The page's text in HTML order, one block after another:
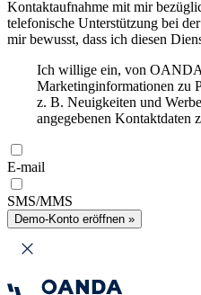
Kontaktaufnahme mit mir
telefonische Unterstützung bei
mir bewusst, dass ich diesen
Ich willige ein, von
Marketinginformationen zu
z. B. Neuigkeiten und
angegebenen Kontaktdaten
E-mail
SMS/MMS
Demo-Konto eröffnen »